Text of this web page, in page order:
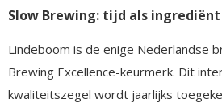
Slow Brewing: tijd als ingrediënt
Lindeboom is de enige Nederlandse
Brewing Excellence-keurmerk. Dit
kwaliteitszegel wordt jaarlijks